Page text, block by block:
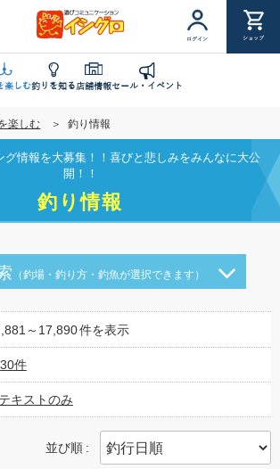
ログイン ショップ
楽しむ釣りを知る店舗情報セール・イベント
楽しむ 釣り情報
グ情報を大募集！！喜びと悲しみをみんなに大公
開！！
釣り情報
（釣場・釣り方・釣魚が選択できます）
～17,890件を表示
30件
テキストのみ
並び順